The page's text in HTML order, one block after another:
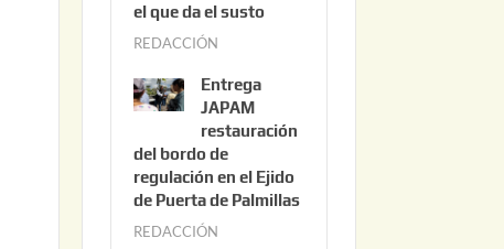
el que da el susto
REDACCIÓN
o
s
t
o
3
Entrega
JAPAM
restauración
del bordo de
regulación en el Ejido
de Puerta de Palmillas
REDACCIÓN